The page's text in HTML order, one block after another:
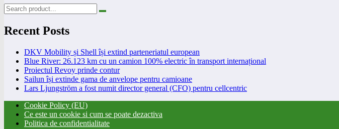
Recent Posts
DKV Mobility și Shell își extind parteneriatul european
Blue River: 26.123 km cu un camion 100% electric în transport internațional
Proiectul Revoy prinde contur
Sailun își extinde gama de anvelope pentru camioane
Lars Ljungström a fost numit director general (CFO) pentru cellcentric
Cookie Policy (EU)
Ce este un cookie si cum se poate dezactiva
Politica de confidentialitate